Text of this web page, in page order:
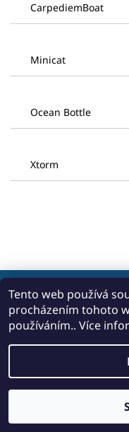
CarpediemBoat
Minicat
Ocean Bottle
Xtorm
2026 ©
Tento web používá
procházením tohoto
používáním.. Více